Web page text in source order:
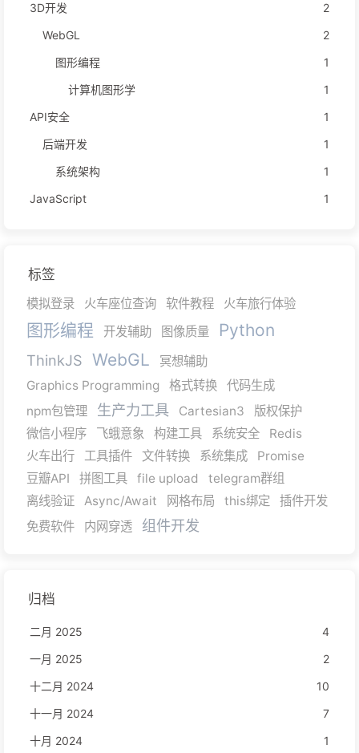
3D开发
2
WebGL
2
图形编程
1
计算机图形学
1
API安全
1
后端开发
1
系统架构
1
JavaScript
1
标签
模拟登录 火车座位查询 软件教程 火车旅行体验
图形编程 开发辅助 图像质量 Python
ThinkJS WebGL
冥想辅助
Graphics Programming
格式转换
代码生成
npm包管理
生产力工具 Cartesian3
版权保护
微信小程序
飞蛾意象 构建工具 系统安全
Redis
火车出行
工具插件 文件转换 系统集成
Promise
豆瓣API
拼图工具 file upload
telegram群组
离线验证
Async/Await 网格布局 this绑定
插件开发
免费软件
内网穿透 组件开发
归档
二月 2025
4
一月 2025
2
十二月 2024
10
十一月 2024
7
十月 2024
1